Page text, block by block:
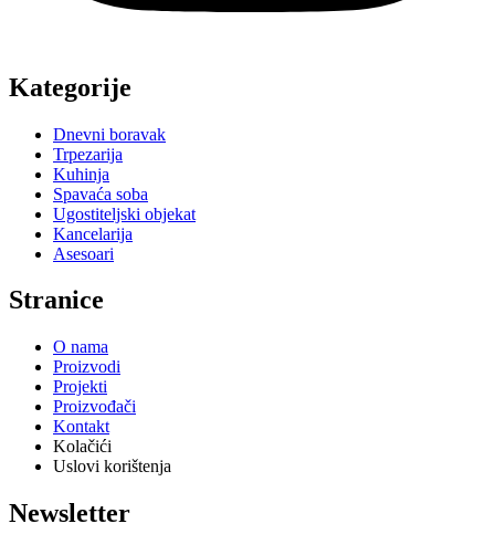
Kategorije
Dnevni boravak
Trpezarija
Kuhinja
Spavaća soba
Ugostiteljski objekat
Kancelarija
Asesoari
Stranice
O nama
Proizvodi
Projekti
Proizvođači
Kontakt
Kolačići
Uslovi korištenja
Newsletter